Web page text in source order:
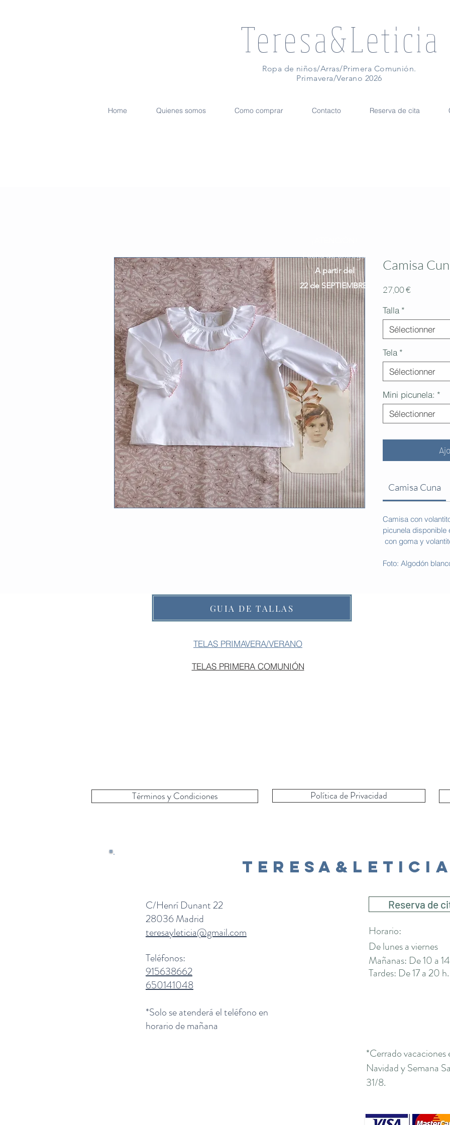
Teresa&Leticia
Ropa de niños/Arras/Primera Comunión.
Primavera/Verano 2026
Home Quienes somos Como comprar Contacto Reserva de cita
Camisa
27,00 €Prix
Talla *
Sélectionner
Tela *
Sélectionner
Mini picunela: *
Sélectionner
Camisa Cuna
Camisa con
picunela disponible
con goma y
Foto: Algodón
Fecha de entrega:
A partir del
22 de SEPTIEMBRE.
GUIA DE TALLAS
TELAS PRIMAVERA/VERANO
TELAS PRIMERA COMUNIÓN
Términos y Condiciones Política de Privacidad
C/Henrí Dunant 22
28036 Madrid
teresayleticia@gmail.com
Teléfonos:
915638662
650141048
*Solo se atenderá el teléfono en
horario de mañana
Reserva de
Horario:
De lunes a viernes
Mañanas: De 10 a 14
Tardes: De 17 a 20 h.
*Cerrado vacaciones
Navidad y Semana
31/8.